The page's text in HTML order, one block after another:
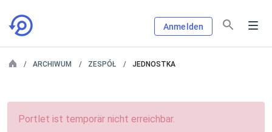
Anmelden
ARCHIWUM ZESPÓŁ JEDNOSTKA
Portlet ist temporär nicht erreichbar.